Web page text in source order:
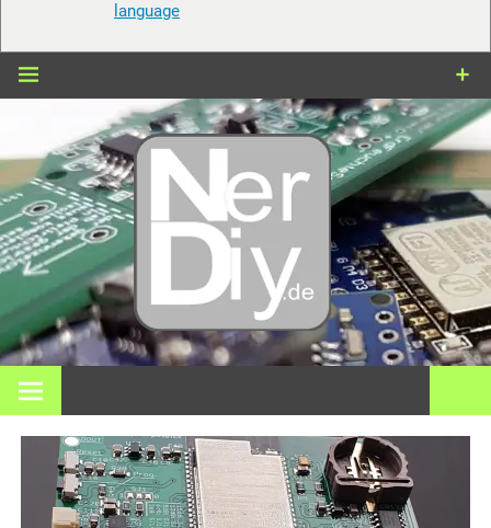
language
Zum
3D
en
Op nerdiy.de draait alles om elektronica, DIY, 3D-printen,
smart home en vele andere technische onderwerpen.